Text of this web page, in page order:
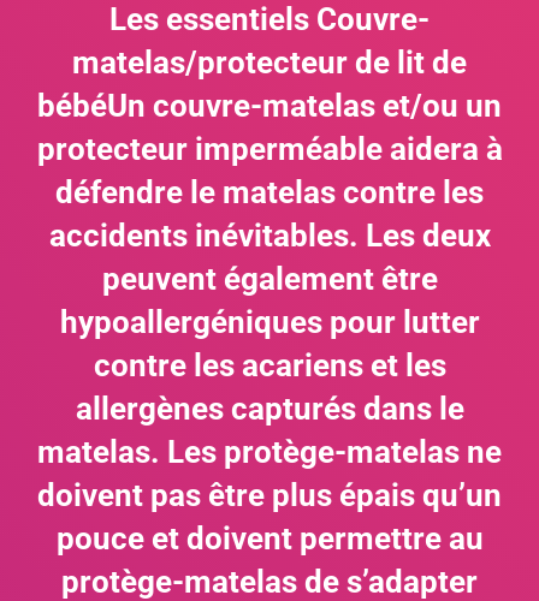
Les essentiels Couvre-
matelas/protecteur de lit de
bébéUn couvre-matelas et/ou un
protecteur imperméable aidera à
défendre le matelas contre les
accidents inévitables. Les deux
peuvent également être
hypoallergéniques pour lutter
contre les acariens et les
allergènes capturés dans le
matelas. Les protège-matelas ne
doivent pas être plus épais qu’un
pouce et doivent permettre au
protège-matelas de s’adapter